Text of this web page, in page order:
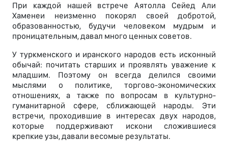
При каждой нашей встрече Аятолла Сейед Али
Хаменеи неизменно покорял своей добротой,
образованностью, будучи человеком мудрым и
проницательным, давал много ценных советов.
У туркменского и иранского народов есть исконный
обычай: почитать старших и проявлять уважение к
младшим. Поэтому он всегда делился своими
мыслями о политике, торгово-экономических
отношениях, а также по вопросам в культурно-
гуманитарной сфере, сближающей народы. Эти
встречи, проходившие в интересах двух народов,
которые поддерживают искони сложившиеся
крепкие узы, давали весомые результаты.